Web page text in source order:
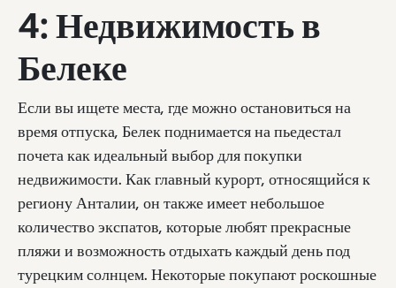
4: Недвижимость в
Белеке
Если вы ищете места, где можно остановиться на
время отпуска, Белек поднимается на пьедестал
почета как идеальный выбор для покупки
недвижимости. Как главный курорт, относящийся к
региону Анталии, он также имеет небольшое
количество экспатов, которые любят прекрасные
пляжи и возможность отдыхать каждый день под
турецким солнцем. Некоторые покупают роскошные